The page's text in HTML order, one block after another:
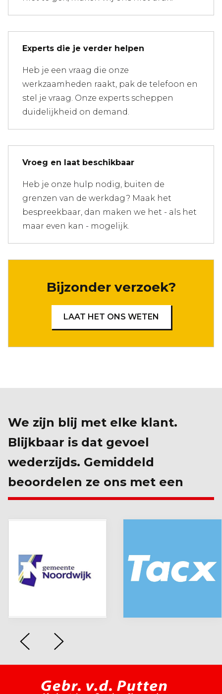
Experts die je verder helpen
Heb je een vraag die onze
werkzaamheden raakt, pak de telefoon en
stel je vraag. Onze experts scheppen
duidelijkheid on demand.
Vroeg en laat beschikbaar
Heb je onze hulp nodig, buiten de
grenzen van de werkdag? Maak het
bespreekbaar, dan maken we het - als het
maar even kan - mogelijk.
Bijzonder verzoek?
LAAT HET ONS WETEN
We zijn blij met elke klant.
Blijkbaar is dat gevoel
wederzijds. Gemiddeld
beoordelen ze ons met een